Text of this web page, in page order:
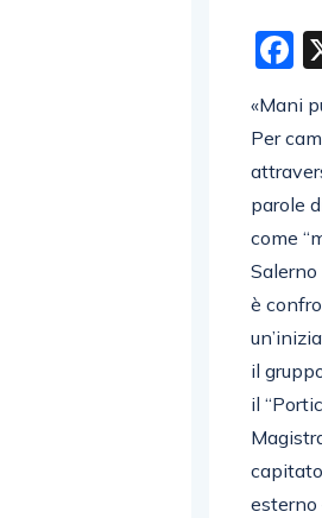
«Mani
Per
parole
come
è
il
il
esterno